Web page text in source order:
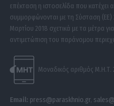
επέκταση η ιστοσελίδα που
συμμορφώνονται με τη Σύσταση (ΕΕ)
Μαρτίου 2018 σχετικά με τα μέτρα
αντιμετώπιση του παράνομου
Μοναδικός αριθμός Μ.Η.Τ.
Email: press@paraskhnio.gr,